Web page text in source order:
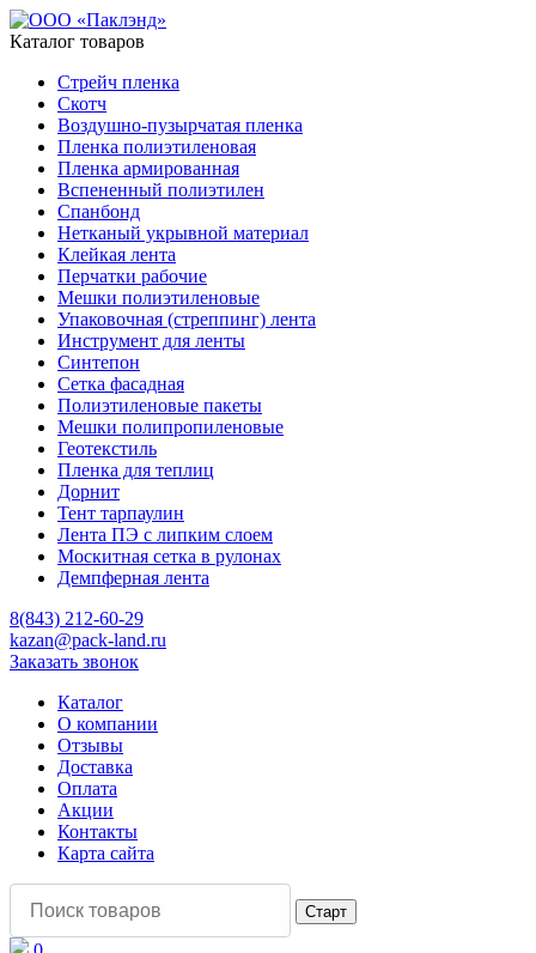
Каталог товаров
Стрейч пленка
Скотч
Воздушно-пузырчатая пленка
Пленка полиэтиленовая
Пленка армированная
Вспененный полиэтилен
Спанбонд
Нетканый укрывной материал
Клейкая лента
Перчатки рабочие
Мешки полиэтиленовые
Упаковочная (стреппинг) лента
Инструмент для ленты
Синтепон
Сетка фасадная
Полиэтиленовые пакеты
Мешки полипропиленовые
Геотекстиль
Пленка для теплиц
Дорнит
Тент тарпаулин
Лента ПЭ с липким слоем
Москитная сетка в рулонах
Демпферная лента
8(843) 212-60-29
kazan@pack-land.ru
Заказать звонок
Каталог
О компании
Отзывы
Доставка
Оплата
Акции
Контакты
Карта сайта